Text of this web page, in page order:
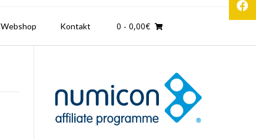
Webshop Kontakt 0 - 0,00€